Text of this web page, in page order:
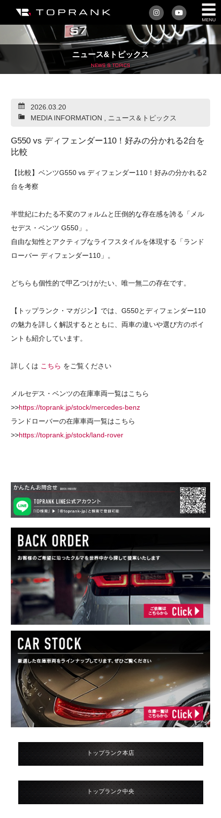
私たちについて
アフターサービス
インフォメーション
トップランク・マガジン
ニュース&トピックス
NEWS & TOPICS
2026.03.20
MEDIA INFORMATION , ニュース＆トピックス
G550 vs ディフェンダー110！好みの分かれる2台を
比較
【比較】ベンツG550 vs ディフェンダー110！好みの分かれる2
台を考察
半世紀にわたる不変のフォルムと圧倒的な存在感を誇る「メル
セデス・ベンツ G550」。
自由な知性とアクティブなライフスタイルを体現する「ランド
ローバー ディフェンダー110」。
どちらも個性的で甲乙つけがたい、唯一無二の存在です。
【トップランク・マガジン】では、G550とディフェンダー110
の魅力を詳しく解説するとともに、両車の違いや選び方のポイ
ントも紹介しています。
詳しくは こちら をご覧ください
メルセデス・ベンツの在庫車両一覧はこちら
>>https://toprank.jp/stock/mercedes-benz
ランドローバーの在庫車両一覧はこちら
>>https://toprank.jp/stock/land-rover
トップランク本店
トップランク中央